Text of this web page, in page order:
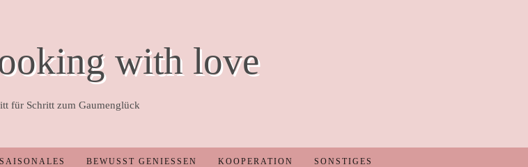
with love
für Schritt zum Gaumenglück
SAISONALES BEWUSST GENIESSEN KOOPERATION SONSTIGES